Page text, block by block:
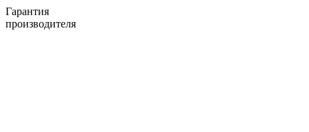
Гарантия
производителя